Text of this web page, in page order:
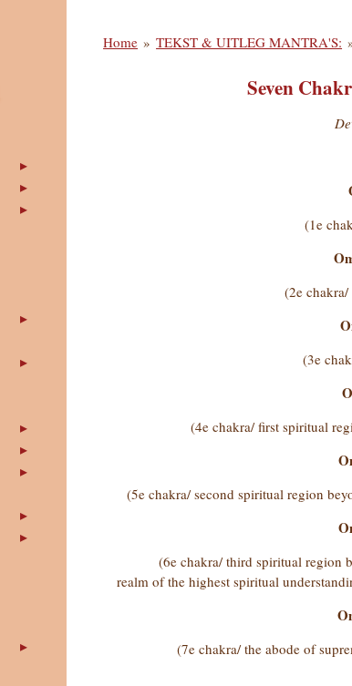
Home » TEKST & UITLEG MANTRA'S:
Seven
(1e
(2e
(3e
(4e chakra/ first spiritual
(5e chakra/ second spiritual region
(6e chakra/ third spiritual region
realm of the highest spiritual
(7e chakra/ the abode of